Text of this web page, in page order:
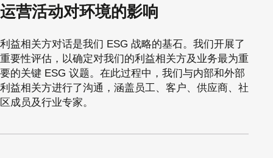
运营活动对环境的影响
利益相关方对话是我们 ESG 战略的基石。我们开展了
重要性评估，以确定对我们的利益相关方及业务最为重
要的关键 ESG 议题。在此过程中，我们与内部和外部
利益相关方进行了沟通，涵盖员工、客户、供应商、社
区成员及行业专家。